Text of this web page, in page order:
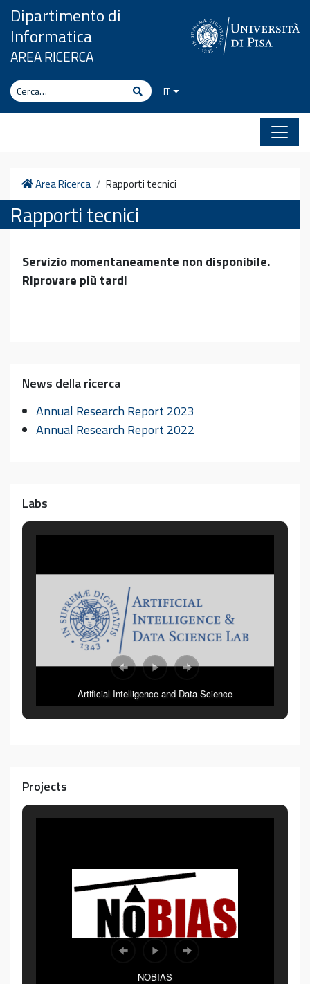
Vai al contenuto
Dipartimento di
Informatica
AREA RICERCA
Cerca CercaIT
Home
Area Ricerca Rapporti tecnici
Rapporti tecnici
Servizio momentaneamente non disponibile.
Riprovare più tardi
News della ricerca
Annual Research Report 2023
Annual Research Report 2022
Labs
Artificial Intelligence and Data Science
Projects
NOBIAS